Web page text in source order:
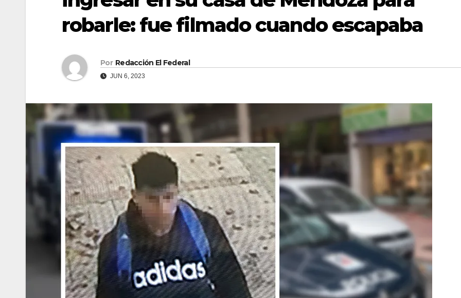
robarle: fue filmado cuando escapaba
Por Redacción El Federal
JUN 6, 2023